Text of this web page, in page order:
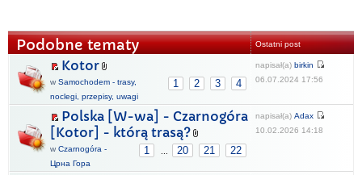
Podobne tematy Ostatni post
Kotor
1 2 3 4
w Samochodem - trasy,
noclegi, przepisy, uwagi
napisał(a) birkin
06.07.2024 17:56
Polska [W-wa] - Czarnogóra
[Kotor] - którą trasą?
1 ... 20 21 22
w Czarnogóra -
Црна Гора
napisał(a) Adax
10.02.2026 14:18